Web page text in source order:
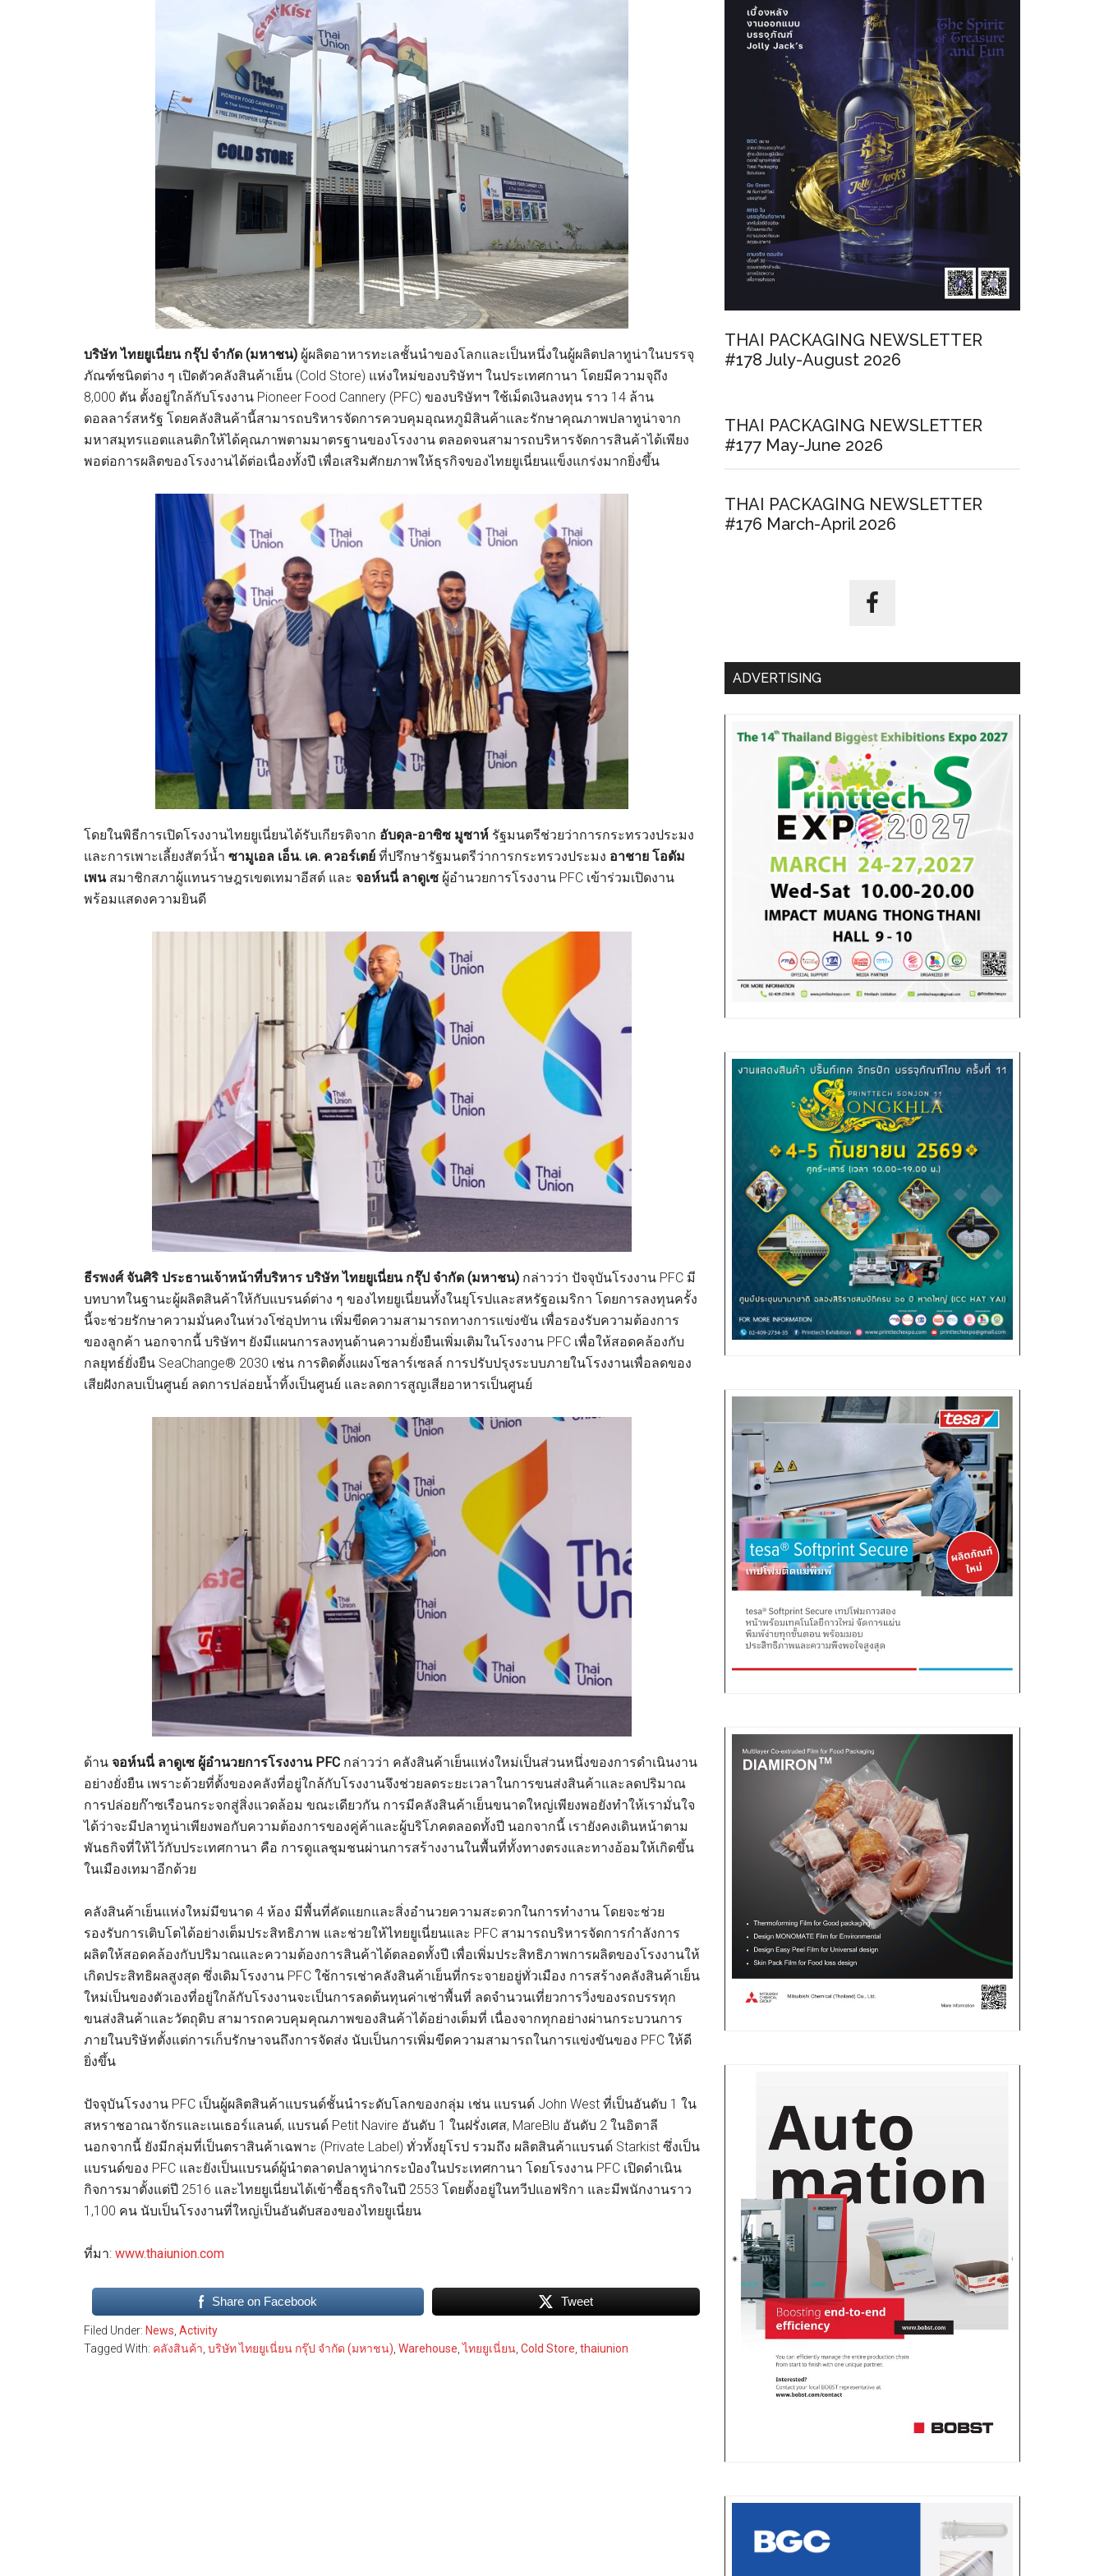
บริษัท ไทยยูเนี่ยน กรุ๊ป จำกัด (มหาชน) ผู้ผลิตอาหารทะเลชั้นนำของโลกและเป็นหนึ่งในผู้ผลิตปลาทูน่าในบรรจุ
ภัณฑ์ชนิดต่าง ๆ เปิดตัวคลังสินค้าเย็น (Cold Store) แห่งใหม่ของบริษัทฯ ในประเทศกานา โดยมีความจุถึง
8,000 ตัน ตั้งอยู่ใกล้กับโรงงาน Pioneer Food Cannery (PFC) ของบริษัทฯ ใช้เม็ดเงินลงทุน ราว 14 ล้าน
ดอลลาร์สหรัฐ โดยคลังสินค้านี้สามารถบริหารจัดการควบคุมอุณหภูมิสินค้าและรักษาคุณภาพปลาทูน่าจาก
มหาสมุทรแอตแลนติกให้ได้คุณภาพตามมาตรฐานของโรงงาน ตลอดจนสามารถบริหารจัดการสินค้าได้เพียง
พอต่อการผลิตของโรงงานได้ต่อเนื่องทั้งปี เพื่อเสริมศักยภาพให้ธุรกิจของไทยยูเนี่ยนแข็งแกร่งมากยิ่งขึ้น
โดยในพิธีการเปิดโรงงานไทยยูเนี่ยนได้รับเกียรติจาก อับดุล-อาซิซ มูซาห์ รัฐมนตรีช่วยว่าการกระทรวงประมง
และการเพาะเลี้ยงสัตว์น้ำ ซามูเอล เอ็น. เค. ควอร์เตย์ ที่ปรึกษารัฐมนตรีว่าการกระทรวงประมง อาชาย โอดัม
เพน สมาชิกสภาผู้แทนราษฎรเขตเทมาอีสต์ และ จอห์นนี่ ลาดูเซ ผู้อำนวยการโรงงาน PFC เข้าร่วมเปิดงาน
พร้อมแสดงความยินดี
ธีรพงศ์ จันศิริ ประธานเจ้าหน้าที่บริหาร บริษัท ไทยยูเนี่ยน กรุ๊ป จำกัด (มหาชน) กล่าวว่า ปัจจุบันโรงงาน PFC มี
บทบาทในฐานะผู้ผลิตสินค้าให้กับแบรนด์ต่าง ๆ ของไทยยูเนี่ยนทั้งในยุโรปและสหรัฐอเมริกา โดยการลงทุนครั้ง
นี้จะช่วยรักษาความมั่นคงในห่วงโซ่อุปทาน เพิ่มขีดความสามารถทางการแข่งขัน เพื่อรองรับความต้องการ
ของลูกค้า นอกจากนี้ บริษัทฯ ยังมีแผนการลงทุนด้านความยั่งยืนเพิ่มเติมในโรงงาน PFC เพื่อให้สอดคล้องกับ
กลยุทธ์ยั่งยืน SeaChange® 2030 เช่น การติดตั้งแผงโซลาร์เซลล์ การปรับปรุงระบบภายในโรงงานเพื่อลดของ
เสียฝังกลบเป็นศูนย์ ลดการปล่อยน้ำทิ้งเป็นศูนย์ และลดการสูญเสียอาหารเป็นศูนย์
ด้าน จอห์นนี่ ลาดูเซ ผู้อำนวยการโรงงาน PFC กล่าวว่า คลังสินค้าเย็นแห่งใหม่เป็นส่วนหนึ่งของการดำเนินงาน
อย่างยั่งยืน เพราะด้วยที่ตั้งของคลังที่อยู่ใกล้กับโรงงานจึงช่วยลดระยะเวลาในการขนส่งสินค้าและลดปริมาณ
การปล่อยก๊าซเรือนกระจกสู่สิ่งแวดล้อม ขณะเดียวกัน การมีคลังสินค้าเย็นขนาดใหญ่เพียงพอยังทำให้เรามั่นใจ
ได้ว่าจะมีปลาทูน่าเพียงพอกับความต้องการของคู่ค้าและผู้บริโภคตลอดทั้งปี นอกจากนี้ เรายังคงเดินหน้าตาม
พันธกิจที่ให้ไว้กับประเทศกานา คือ การดูแลชุมชนผ่านการสร้างงานในพื้นที่ทั้งทางตรงและทางอ้อมให้เกิดขึ้น
ในเมืองเทมาอีกด้วย
คลังสินค้าเย็นแห่งใหม่มีขนาด 4 ห้อง มีพื้นที่คัดแยกและสิ่งอำนวยความสะดวกในการทำงาน โดยจะช่วย
รองรับการเติบโตได้อย่างเต็มประสิทธิภาพ และช่วยให้ไทยยูเนี่ยนและ PFC สามารถบริหารจัดการกำลังการ
ผลิตให้สอดคล้องกับปริมาณและความต้องการสินค้าได้ตลอดทั้งปี เพื่อเพิ่มประสิทธิภาพการผลิตของโรงงานให้
เกิดประสิทธิผลสูงสุด ซึ่งเดิมโรงงาน PFC ใช้การเช่าคลังสินค้าเย็นที่กระจายอยู่ทั่วเมือง การสร้างคลังสินค้าเย็น
ใหม่เป็นของตัวเองที่อยู่ใกล้กับโรงงานจะเป็นการลดต้นทุนค่าเช่าพื้นที่ ลดจำนวนเที่ยวการวิ่งของรถบรรทุก
ขนส่งสินค้าและวัตถุดิบ สามารถควบคุมคุณภาพของสินค้าได้อย่างเต็มที่ เนื่องจากทุกอย่างผ่านกระบวนการ
ภายในบริษัทตั้งแต่การเก็บรักษาจนถึงการจัดส่ง นับเป็นการเพิ่มขีดความสามารถในการแข่งขันของ PFC ให้ดี
ยิ่งขึ้น
ปัจจุบันโรงงาน PFC เป็นผู้ผลิตสินค้าแบรนด์ชั้นนำระดับโลกของกลุ่ม เช่น แบรนด์ John West ที่เป็นอันดับ 1 ใน
สหราชอาณาจักรและเนเธอร์แลนด์, แบรนด์ Petit Navire อันดับ 1 ในฝรั่งเศส, MareBlu อันดับ 2 ในอิตาลี
นอกจากนี้ ยังมีกลุ่มที่เป็นตราสินค้าเฉพาะ (Private Label) ทั่วทั้งยุโรป รวมถึง ผลิตสินค้าแบรนด์ Starkist ซึ่งเป็น
แบรนด์ของ PFC และยังเป็นแบรนด์ผู้นำตลาดปลาทูน่ากระป๋องในประเทศกานา โดยโรงงาน PFC เปิดดำเนิน
กิจการมาตั้งแต่ปี 2516 และไทยยูเนี่ยนได้เข้าซื้อธุรกิจในปี 2553 โดยตั้งอยู่ในทวีปแอฟริกา และมีพนักงานราว
1,100 คน นับเป็นโรงงานที่ใหญ่เป็นอันดับสองของไทยยูเนี่ยน
ที่มา: www.thaiunion.com
Share on Facebook Tweet
Filed Under: News Activity
Tagged With: คลังสินค้า บริษัท ไทยยูเนี่ยน กรุ๊ป จำกัด (มหาชน) Warehouse ,ไทยยูเนี่ยน Cold Store thaiunion
THAI PACKAGING NEWSLETTER
#178 July-August 2026
THAI PACKAGING NEWSLETTER
#177 May-June 2026
THAI PACKAGING NEWSLETTER
#176 March-April 2026
ADVERTISING